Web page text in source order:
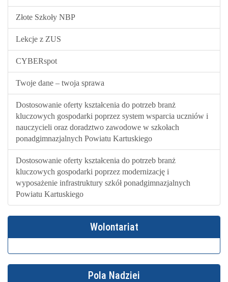
Złote Szkoły NBP
Lekcje z ZUS
CYBERspot
Twoje dane – twoja sprawa
Dostosowanie oferty kształcenia do potrzeb branż
kluczowych gospodarki poprzez system wsparcia uczniów i
nauczycieli oraz doradztwo zawodowe w szkołach
ponadgimnazjalnych Powiatu Kartuskiego
Dostosowanie oferty kształcenia do potrzeb branż
kluczowych gospodarki poprzez modernizację i
wyposażenie infrastruktury szkół ponadgimnazjalnych
Powiatu Kartuskiego
Wolontariat
Pola Nadziei